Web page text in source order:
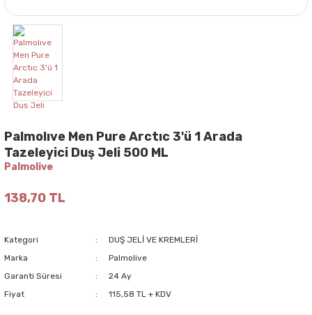
Palmolıve Men Pure Arctıc 3'ü 1 Arada
Tazeleyici Duş Jeli 500 ML
Palmolive
138,70 TL
Kategori
DUŞ JELİ VE KREMLERİ
Marka
Palmolive
Garanti Süresi
24 Ay
Fiyat
115,58 TL + KDV